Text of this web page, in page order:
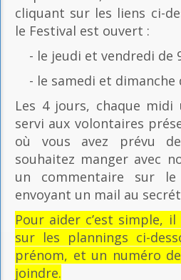
cliquant sur les liens ci-
le Festival est ouvert :
- le jeudi et vendredi de
- le samedi et dimanche
Les 4 jours, chaque midi
servi aux volontaires
où vous avez prévu
souhaitez manger avec
un commentaire sur
envoyant un mail au
Pour aider c’est simple,
sur les plannings ci-
prénom, et un numéro
joindre.